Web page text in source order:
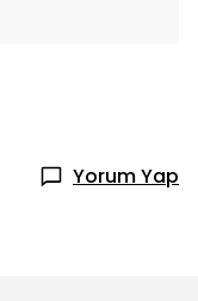
Yorum Yap